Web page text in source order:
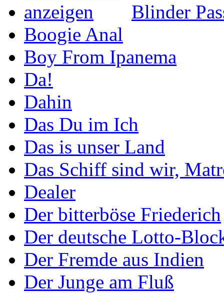
Blinder
Boogie Anal
Boy From Ipanema
Da!
Dahin
Das Du im Ich
Das is unser Land
Das Schiff sind wir,
Dealer
Der bitterböse Friederich
Der deutsche Lotto-
Der Fremde aus Indien
Der Junge am Fluß